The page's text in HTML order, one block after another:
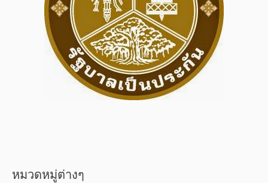
หมวดหมู่ต่างๆ